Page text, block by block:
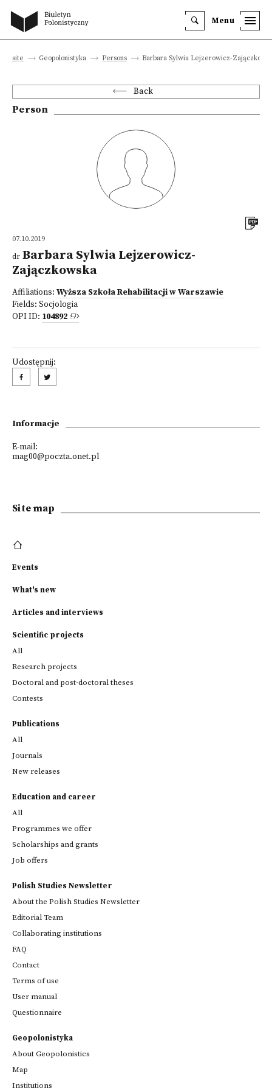
Menu
site Geopolonistyka Persons Barbara Sylwia Lejzerowicz-
Back
Person
07.10.2019
dr Barbara Sylwia Lejzerowicz-
Zajączkowska
Affiliations: Wyższa Szkoła Rehabilitacji w Warszawie
Fields: Socjologia
OPI ID: 104892
Udostępnij:
Informacje
E-mail:
mag00@poczta.onet.pl
Site map
Events
What's new
Articles and interviews
Scientific projects
All
Research projects
Doctoral and post-doctoral theses
Contests
Publications
All
Journals
New releases
Education and career
All
Programmes we offer
Scholarships and grants
Job offers
Polish Studies Newsletter
About the Polish Studies Newsletter
Editorial Team
Collaborating institutions
FAQ
Contact
Terms of use
User manual
Questionnaire
Geopolonistyka
About Geopolonistics
Map
Institutions